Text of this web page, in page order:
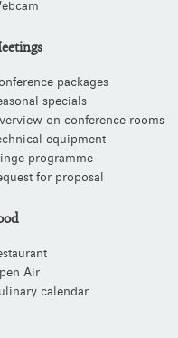
packages
specials
on conference rooms
equipment
programme
for proposal
Air
calendar